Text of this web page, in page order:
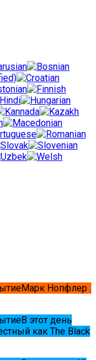
Марк Нопфлер .
В этот день
как The Black